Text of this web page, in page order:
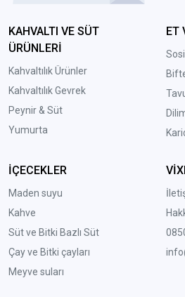
KAHVALTI VE SÜT
ÜRÜNLERİ
Kahvaltılık Ürünler
Kahvaltılık Gevrek
Peynir & Süt
Yumurta
ET
İÇECEKLER
Maden suyu
Kahve
Süt ve Bitki Bazlı Süt
Çay ve Bitki çayları
Meyve suları